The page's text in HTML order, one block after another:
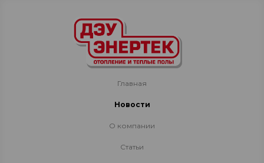
Главная
Новости
О компании
Статьи